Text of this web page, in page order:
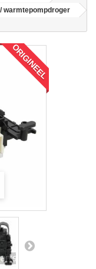
warmtepompdroger
ORIGINEEL